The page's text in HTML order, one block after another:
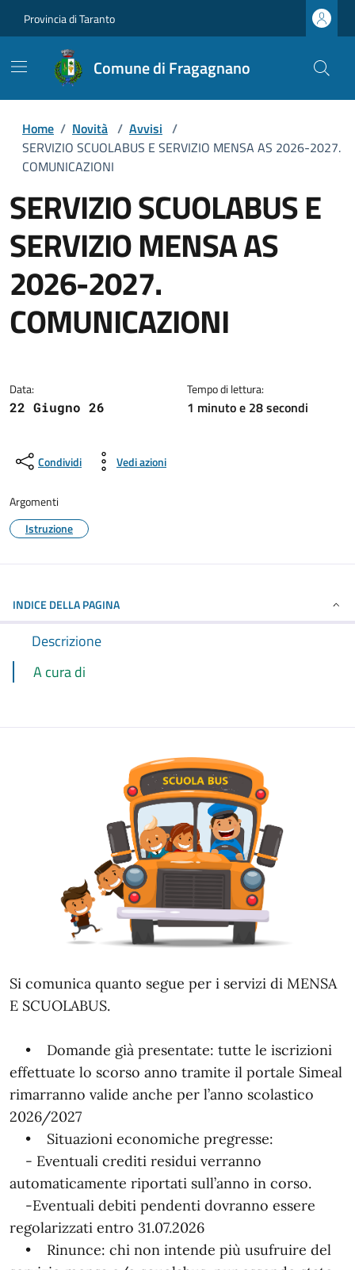
Provincia di Taranto
Comune di Fragagnano
Home / Novità / Avvisi /
SERVIZIO SCUOLABUS E SERVIZIO MENSA AS 2026-2027.
COMUNICAZIONI
SERVIZIO SCUOLABUS E
SERVIZIO MENSA AS
2026-2027.
COMUNICAZIONI
Data:
22 Giugno 26
Tempo di lettura:
1 minuto e 28 secondi
Condividi Vedi azioni
Argomenti
Istruzione
INDICE DELLA PAGINA
Descrizione
A cura di
Si comunica quanto segue per i servizi di MENSA
E SCUOLABUS.
• Domande già presentate: tutte le iscrizioni
effettuate lo scorso anno tramite il portale Simeal
rimarranno valide anche per l’anno scolastico
2026/2027
• Situazioni economiche pregresse:
- Eventuali crediti residui verranno
automaticamente riportati sull’anno in corso.
-Eventuali debiti pendenti dovranno essere
regolarizzati entro 31.07.2026
• Rinunce: chi non intende più usufruire del